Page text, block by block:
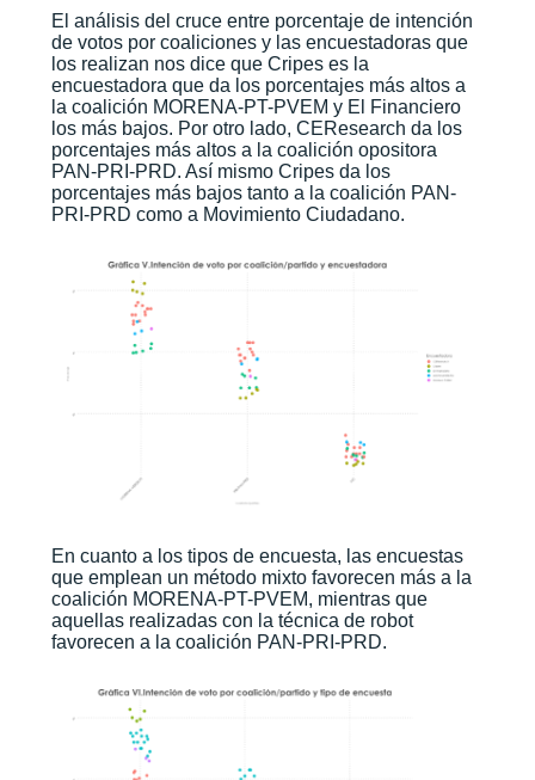
El análisis del cruce entre porcentaje de intención
de votos por coaliciones y las encuestadoras que
los realizan nos dice que Cripes es la
encuestadora que da los porcentajes más altos a
la coalición MORENA-PT-PVEM y El Financiero
los más bajos. Por otro lado, CEResearch da los
porcentajes más altos a la coalición opositora
PAN-PRI-PRD. Así mismo Cripes da los
porcentajes más bajos tanto a la coalición PAN-
PRI-PRD como a Movimiento Ciudadano.
En cuanto a los tipos de encuesta, las encuestas
que emplean un método mixto favorecen más a la
coalición MORENA-PT-PVEM, mientras que
aquellas realizadas con la técnica de robot
favorecen a la coalición PAN-PRI-PRD.